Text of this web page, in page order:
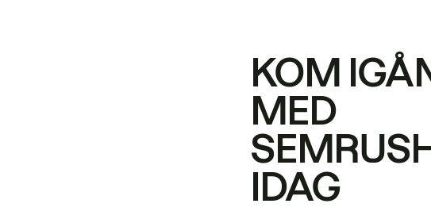
KOM
MED
IDAG